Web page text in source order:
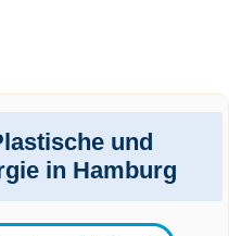
und
in Hamburg